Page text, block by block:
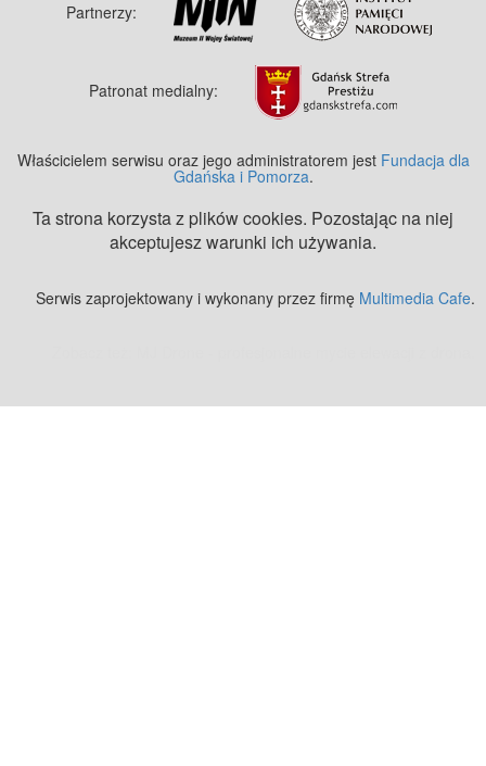
Partnerzy:
Patronat medialny:
Właścicielem serwisu oraz jego administratorem jest Fundacja dla
Gdańska i Pomorza.
Ta strona korzysta z plików cookies. Pozostając na niej
akceptujesz warunki ich używania.
Serwis zaprojektowany i wykonany przez firmę Multimedia Cafe.